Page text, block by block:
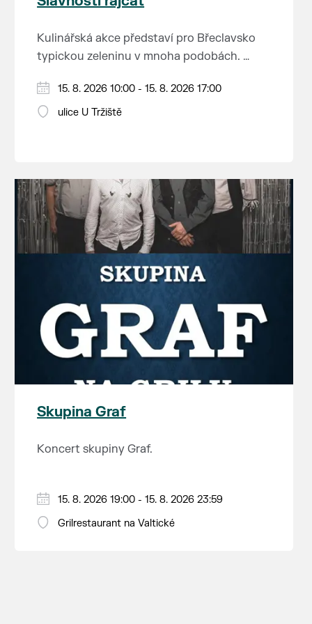
Kulinářská akce představí pro Břeclavsko
typickou zeleninu v mnoha podobách.
Swingalia.
Vstup volný.
15. 8. 2026 10:00 - 15. 8. 2026 17:00
ulice U Tržiště
Skupina Graf
Koncert skupiny Graf.
15. 8. 2026 19:00 - 15. 8. 2026 23:59
Grilrestaurant na Valtické